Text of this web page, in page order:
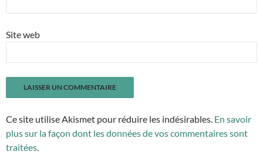
Site web
Ce site utilise Akismet pour réduire les indésirables. En savoir
plus sur la façon dont les données de vos commentaires sont
traitées.